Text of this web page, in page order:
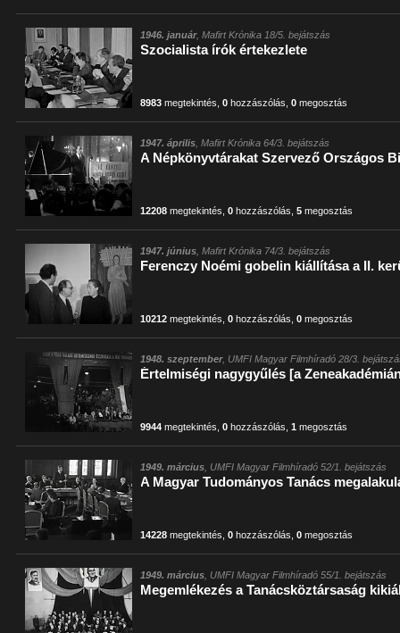
1946. január, Mafirt Krónika 18/5. bejátszás
Szocialista írók értekezlete
8983 megtekintés ,0 hozzászólás ,0 megosztás
1947. április , Mafirt Krónika 64/3. bejátszás
A Népkönyvtárakat Szervező Országos
12208 megtekintés ,0 hozzászólás ,5 megosztás
1947. június , Mafirt Krónika 74/3. bejátszás
Ferenczy Noémi gobelin kiállítása a II.
10212 megtekintés ,0 hozzászólás ,0 megosztás
1948. szeptember, UMFI Magyar Filmhíradó 28/3.
Értelmiségi nagygyűlés [a
9944 megtekintés ,0 hozzászólás ,1 megosztás
1949. március , UMFI Magyar Filmhíradó 52/1. bejátszás
A Magyar Tudományos Tanács
14228 megtekintés ,0 hozzászólás ,0 megosztás
1949. március , UMFI Magyar Filmhíradó 55/1. bejátszás
Megemlékezés a Tanácsköztársaság